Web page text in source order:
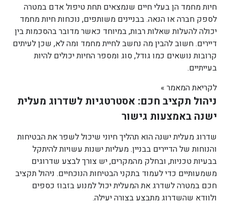
חיות מחמד הן בעלי חיים שנמצאים תחת טיפול אדם במטרה
לספק חברה או הנאה. בבניינים משותפים, נוכחות חיות מחמד
יכולה להעלות שאלות רבות, במיוחד כאשר מדובר בהסכמות בין
דיירים. חשוב להבין מה נחשב לחיית מחמד ומה לא, שכן לעיתים
קרובות נושאים כמו גודל, סוג ומספר החיות יכולים להיות
בעייתיים.
לקריאת המאמר »
ניהול תקציב חכם: אסטרטגיות לשדרוג מעלית
ישנה באמצעות גישור
שדרוג מעלית ישנה הוא תהליך חיוני שיכול לשפר את הבטיחות
והנוחות של הדיירים בבניין. מעליות ישנות עשויות להיתקל
בבעיות טכניות, ובחלק מהמקרים, יש צורך לבצע שדרוגים
משמעותיים כדי לעמוד בתקני הבטיחות הנוכחיים. ניהול תקציב
חכם במטרה לשדרג את המעלית יכול למנוע בזבוז כספים
ולוודא שהשדרוג מתבצע בצורה יעילה.